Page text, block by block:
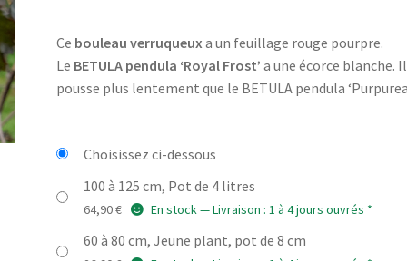
prix :
26,90 €
64,90 €
Ce bouleau verruqueux a un feuillage rouge pourpre.
Le BETULA pendula ‘Royal Frost’ a une écorce blanche. Il
pousse plus lentement que le BETULA pendula
Choisissez ci-dessous
100 à 125 cm, Pot de 4 litres
64,90€ En stock — Livraison : 1 à 4 jours ouvrés *
60 à 80 cm, Jeune plant, pot de 8 cm